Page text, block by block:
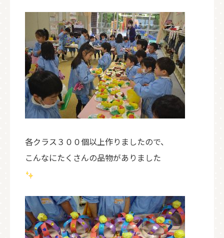
各クラス３００個以上作りましたので、
こんなにたくさんの品物がありました